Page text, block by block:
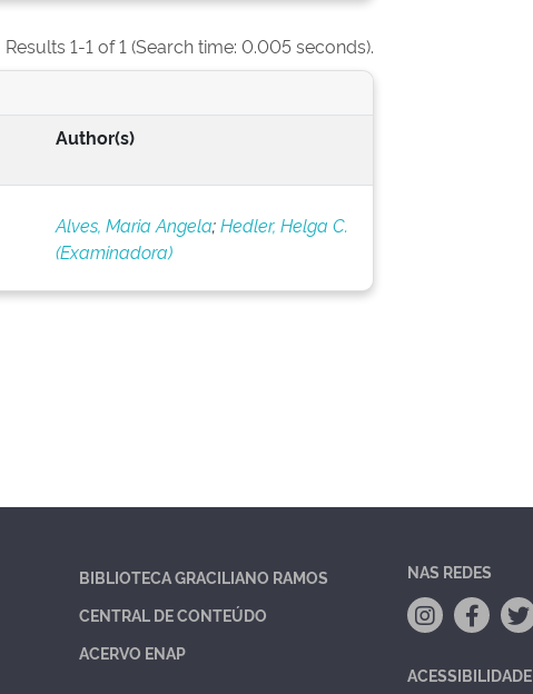
Results 1-1 of 1 (Search time: 0.005 seconds).
Author(s)
Alves, Maria Angela;Hedler, Helga C.
(Examinadora)
BIBLIOTECA GRACILIANO RAMOS
CENTRAL DE CONTEÚDO
ACERVO ENAP
NAS REDES
ACESSIBILIDADE